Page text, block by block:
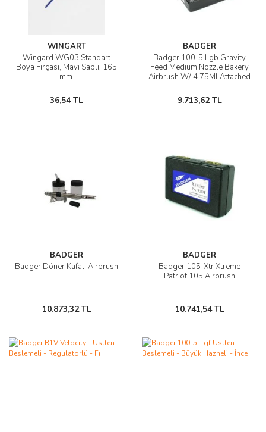
WINGART
Wingard WG03 Standart
Boya Fırçası, Mavi Saplı, 165
mm.
36,54 TL
BADGER
Badger 100-5 Lgb Gravity
Feed Medium Nozzle Bakery
Airbrush W/ 4.75Ml Attached
Valve, Barbed Hose Co
9.713,62 TL
BADGER
Badger Döner Kafalı Aırbrush
10.873,32 TL
BADGER
Badger 105-Xtr Xtreme
Patrıot 105 Aırbrush
10.741,54 TL
YÜZEY KAPLAMA MALZEMELERİ
ELEKTRONİK EKİPMAN ve YEDEK
TEKNİK KİTAP ve KATALOGLAR